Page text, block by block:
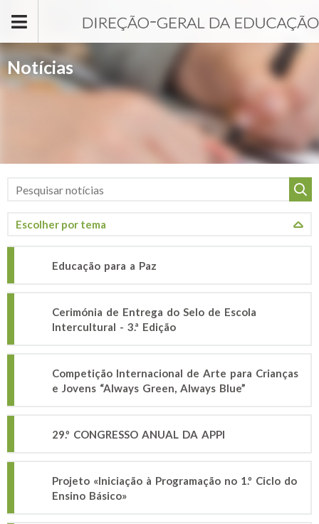
Notícias
Educação para a Paz
Cerimónia de Entrega do Selo de Escola
Intercultural - 3.ª Edição
Competição Internacional de Arte para Crianças
e Jovens “Always Green, Always Blue”
29.º CONGRESSO ANUAL DA APPI
Projeto «Iniciação à Programação no 1.º Ciclo do
Ensino Básico»